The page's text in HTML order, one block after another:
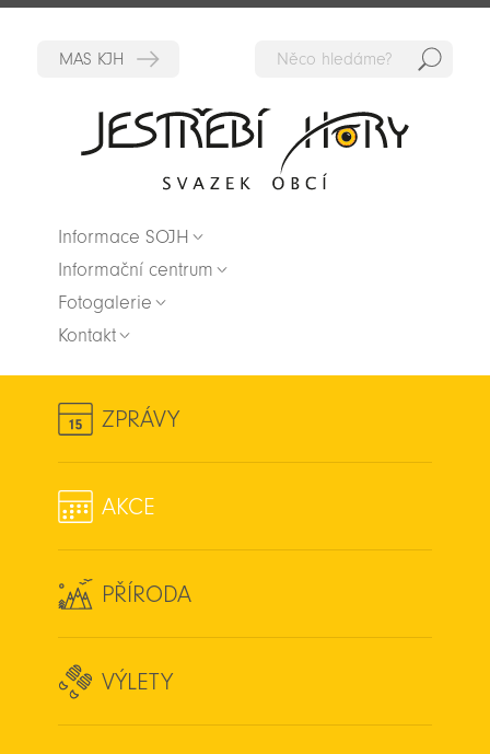
Informace SOJH
Informační centrum
Fotogalerie
Kontakt
ZPRÁVY
AKCE
PŘÍRODA
VÝLETY